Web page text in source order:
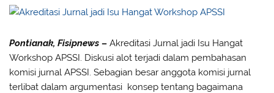
Pontianak, Fisipnews – Akreditasi Jurnal jadi Isu Hangat
Workshop APSSI. Diskusi alot terjadi dalam pembahasan
komisi jurnal APSSI. Sebagian besar anggota komisi jurnal
terlibat dalam argumentasi konsep tentang bagaimana